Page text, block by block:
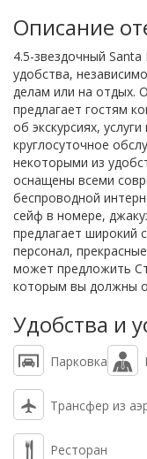
Описание
4.5-звездочный
удобства,
делам или на отдых.
предлагает гостям
об экскурсиях,
круглосуточное
некоторыми из
оснащены всеми
беспроводной
сейф в номере,
предлагает широкий
персонал,
может предложить
которым вы должны
Удобства и
Парковка
Трансфер из
Ресторан